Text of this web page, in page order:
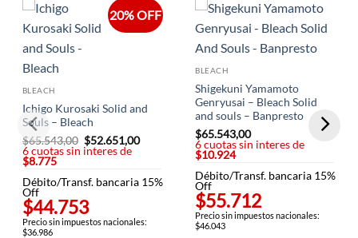
20% OFF
BLEACH
Ichigo Kurosaki Solid and
Souls – Bleach
$65.543,00 El
precio
$65.543,00.
$52.651,00El
$52.651,00.
6 cuotas sin interes de
$8.775
Débito/Transf. bancaria 15%
Off
$44.753
Precio sin impuestos nacionales:
$36.986
BLEACH
Shigekuni Yamamoto
Genryusai – Bleach Solid
and souls – Banpresto
$65.543,00
6 cuotas sin interes de
$10.924
Débito/Transf. bancaria 15%
Off
$55.712
Precio sin impuestos nacionales:
$46.043